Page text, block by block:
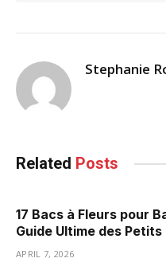
Stephanie
Related Posts
17 Bacs à Fleurs pour
Guide Ultime des Petits
APRIL 7, 2026